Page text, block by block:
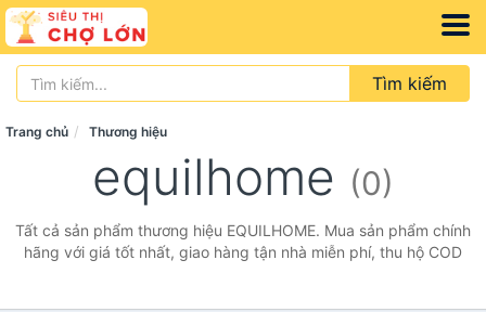
Tìm kiếm
Trang chủ Thương hiệu
equilhome (0)
Tất cả sản phẩm thương hiệu EQUILHOME. Mua sản phẩm chính
hãng với giá tốt nhất, giao hàng tận nhà miễn phí, thu hộ COD